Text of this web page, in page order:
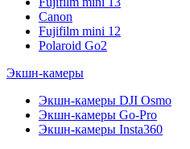
Canon
Fujifilm mini 12
Polaroid Go2
Экшн-камеры
Экшн-камеры DJI Osmo
Экшн-камеры Go-Pro
Экшн-камеры Insta360